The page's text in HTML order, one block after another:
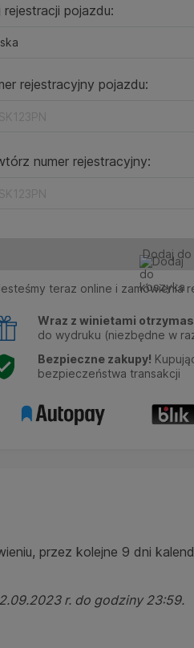
rejestracji pojazdu:
rejestracyjny pojazdu:
numer rejestracyjny:
Dodaj
teraz online i zamówienia
Wraz z winietami
do wydruku (niezbędne w
Bezpieczne zakupy!
bezpieczeństwa transakcji
przez kolejne 9 dni
r. do godziny 23:59.